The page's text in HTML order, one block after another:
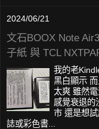
2024/06/21
文石BOOX Note
子紙 與 TCL
我的老
黑白顯示
太爽 雖然
感覺衰退的
市 還是想
誌或彩色書...